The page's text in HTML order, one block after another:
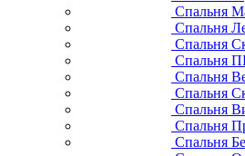
Спальня
Спальня
Спальня
Спальня
Спальня
Спальня
Спальня
Спальня
Спальня